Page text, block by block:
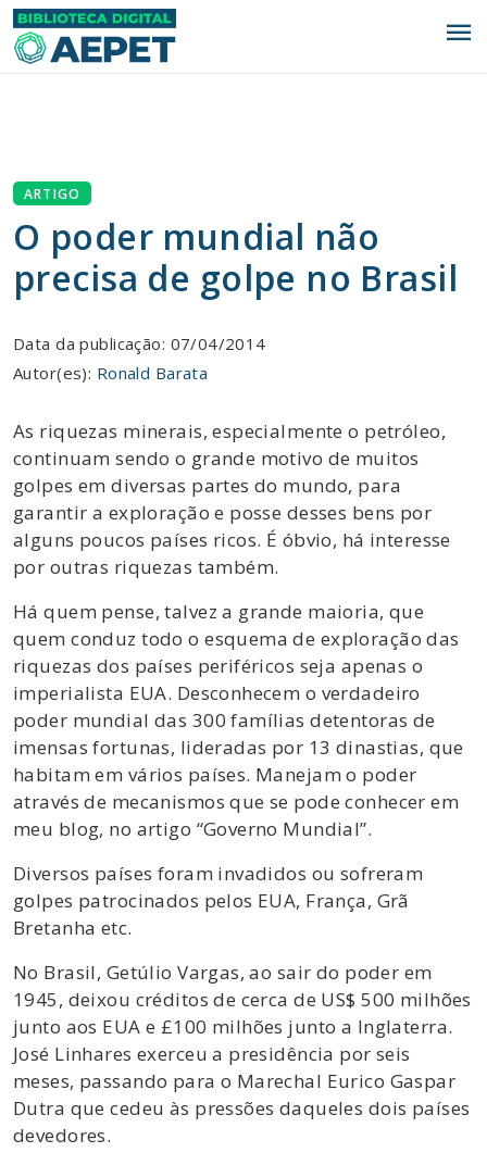
menu
ARTIGO
O poder mundial não
precisa de golpe no Brasil
Data da publicação: 07/04/2014
Autor(es): Ronald Barata
As riquezas minerais, especialmente o petróleo,
continuam sendo o grande motivo de muitos
golpes em diversas partes do mundo, para
garantir a exploração e posse desses bens por
alguns poucos países ricos. É óbvio, há interesse
por outras riquezas também.
Há quem pense, talvez a grande maioria, que
quem conduz todo o esquema de exploração das
riquezas dos países periféricos seja apenas o
imperialista EUA. Desconhecem o verdadeiro
poder mundial das 300 famílias detentoras de
imensas fortunas, lideradas por 13 dinastias, que
habitam em vários países. Manejam o poder
através de mecanismos que se pode conhecer em
meu blog, no artigo “Governo Mundial”.
Diversos países foram invadidos ou sofreram
golpes patrocinados pelos EUA, França, Grã
Bretanha etc.
No Brasil, Getúlio Vargas, ao sair do poder em
1945, deixou créditos de cerca de US$ 500 milhões
junto aos EUA e £100 milhões junto a Inglaterra.
José Linhares exerceu a presidência por seis
meses, passando para o Marechal Eurico Gaspar
Dutra que cedeu às pressões daqueles dois países
devedores.